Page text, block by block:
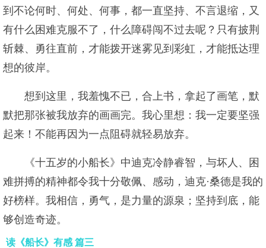
到不论何时、何处、何事，都一直坚持、不言退缩，又
有什么困难克服不了，什么障碍闯不过去呢？只有披荆
斩棘、勇往直前，才能拨开迷雾见到彩虹，才能抵达理
想的彼岸。
想到这里，我羞愧不已，合上书，拿起了画笔，默
默把那张被我放弃的画画完。我心里想：我一定要坚强
起来！不能再因为一点阻碍就轻易放弃。
《十五岁的小船长》中迪克冷静睿智，与坏人、困
难拼搏的精神都令我十分敬佩、感动，迪克·桑德是我的
好榜样。我相信，勇气，是力量的源泉；坚持到底，能
够创造奇迹。
读《船长》有感 篇三